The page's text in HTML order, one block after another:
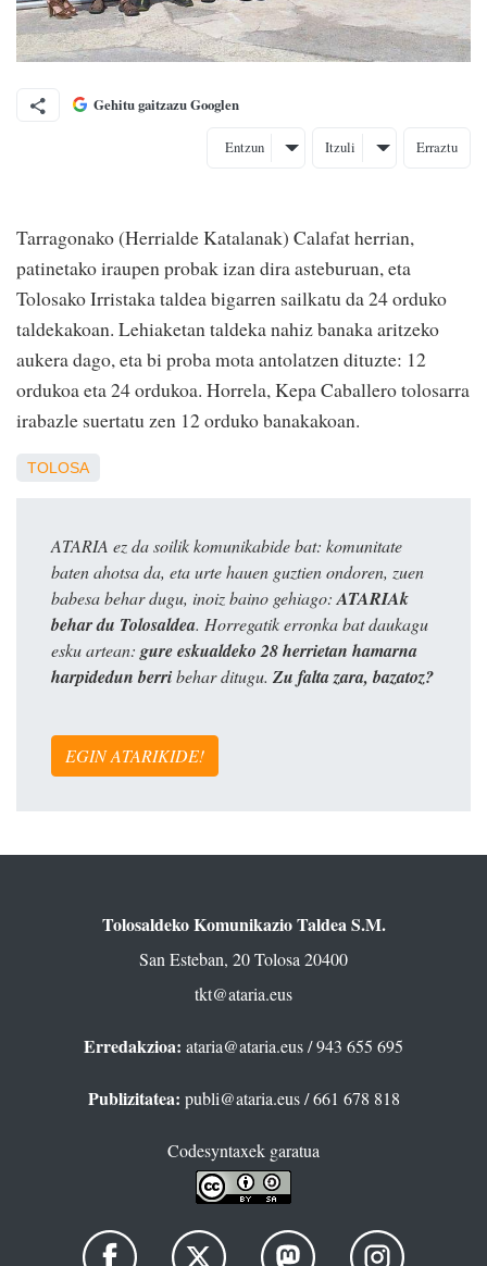
Gehitu gaitzazu Googlen
Entzun Itzuli Erraztu
Tarragonako (Herrialde Katalanak) Calafat herrian,
patinetako iraupen probak izan dira asteburuan, eta
Tolosako Irristaka taldea bigarren sailkatu da 24 orduko
taldekakoan. Lehiaketan taldeka nahiz banaka aritzeko
aukera dago, eta bi proba mota antolatzen dituzte: 12
ordukoa eta 24 ordukoa. Horrela, Kepa Caballero tolosarra
irabazle suertatu zen 12 orduko banakakoan.
TOLOSA
ATARIA ez da soilik komunikabide bat: komunitate
baten ahotsa da, eta urte hauen guztien ondoren, zuen
babesa behar dugu, inoiz baino gehiago: ATARIAk
behar du Tolosaldea. Horregatik erronka bat daukagu
esku artean: gure eskualdeko 28 herrietan hamarna
harpidedun berribehar ditugu. Zu falta zara, bazatoz?
EGIN ATARIKIDE!
Tolosaldeko Komunikazio Taldea S.M.
San Esteban, 20 Tolosa 20400
tkt@ataria.eus
Erredakzioa: ataria@ataria.eus/ 943 655 695
Publizitatea: publi@ataria.eus/ 661 678 818
Codesyntaxek garatua